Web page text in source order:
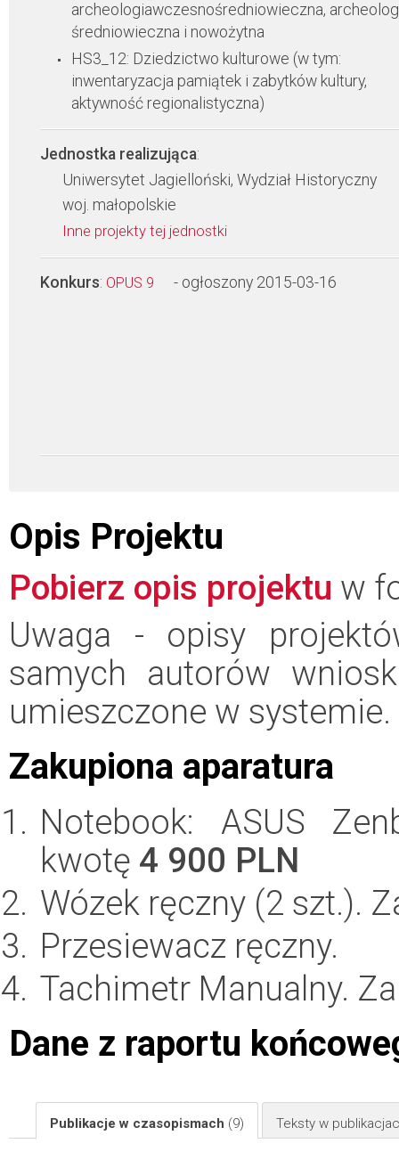
archeologiawczesnośredniowieczna,
średniowieczna i nowożytna
HS3_12: Dziedzictwo kulturowe (w tym:
inwentaryzacja pamiątek i zabytków kultury,
aktywność regionalistyczna)
Jednostka realizująca:
Uniwersytet Jagielloński, Wydział Historyczny
woj. małopolskie
Inne projekty tej jednostki
Konkurs: OPUS 9 - ogłoszony 2015-03-16
Opis Projektu
Pobierz opis projektu w
Uwaga - opisy
samych autorów
umieszczone w systemie.
Zakupiona aparatura
Notebook: ASUS
kwotę 4 900 PLN
Wózek ręczny (2 szt.).
Przesiewacz ręczny.
Tachimetr Manualny.
Dane z raportu
Publikacje w czasopismach (9) Teksty w